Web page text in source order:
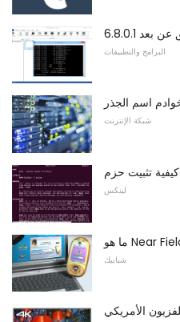
بعد 6.8.0.1
البرامج والتطبيقات
شبكة الإنترنت
لينكس
شبابيك
الأمريكي